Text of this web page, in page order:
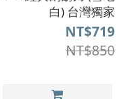
白) 台灣獨家
NT$719
NT$850